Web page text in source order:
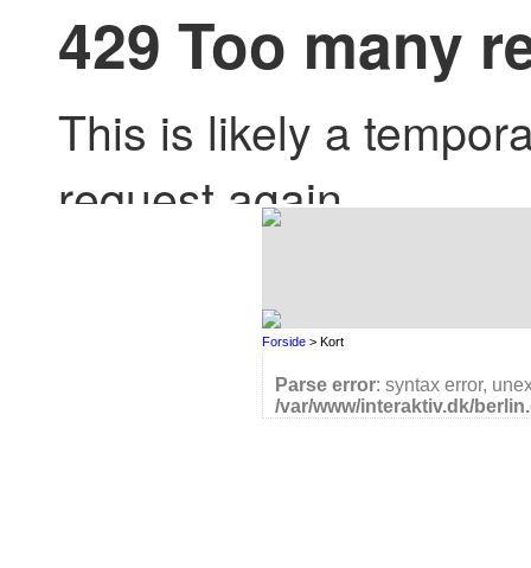
Forside > Kort
Parse error: syntax error,
/var/www/interaktiv.dk/